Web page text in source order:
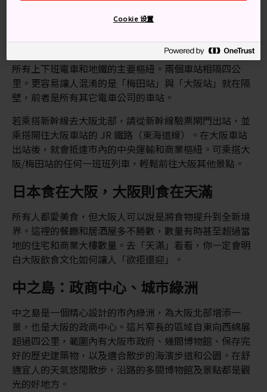
位置也很接近。因此，當地人也跟遊客一樣，經常分辨不
「新大阪站」是新幹線列車的車站，而「大阪站」是當地
所有上下班電車和地鐵的主要樞紐。兩個車站相隔四公
里。更容易讓人混淆的是「梅田站」與「大阪站」就在隔
壁，前者是所有其它電車公司的車站。
若乘搭新幹線去大阪北部，請從新幹線驗票閘門出站，並
乘搭開往大阪車站的 JR 鐵路（東海道線）。在大阪車站
出站後，就會抵達市內的中央運輸和商業樞紐。可乘搭大
阪/梅田站的任何一班班列車，輕鬆前往大阪其他景點。
日本食在大阪，大阪則食在天滿
所有人都愛美食，但大阪人可以說是將食物提升到全新境
界。這裡的餐廳和居酒屋多不勝數，數量有時甚至超過當
地的住宅和商業大樓數量。去「天滿」看看，你一定會明
白大阪飲食文化如何讓人「欲拒還迎」。
中之島：政商中心、城市綠洲
中之島是一個精心設計的市內綠洲，為大阪北部增添一
景，也是大阪的政商中心。這片窄長的區域自東向西綿展
超過四公里，範圍內有大阪市政府、幾間博物館、保存完
好的歷史建築物，以及適合散步的海濱步道和公園。在舒
適宜人的天氣悠閒散步，沿路的多間博物館及景點都是觀
光的好地方。
Cookie 设置